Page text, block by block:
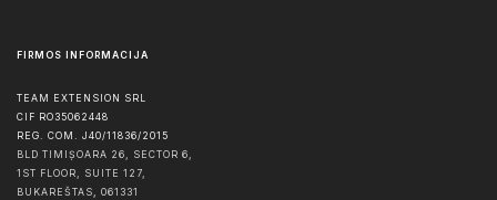
FIRMOS INFORMACIJA
TEAM EXTENSION SRL
CIF RO35062448
REG. COM. J40/11836/2015
BLD TIMIȘOARA 26, SECTOR 6,
1ST FLOOR, SUITE 127,
BUKAREŠTAS, 061331